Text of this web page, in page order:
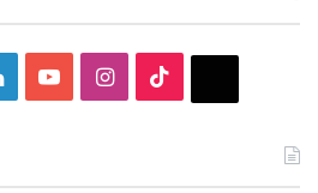
LinkedInYouTubeInstagram